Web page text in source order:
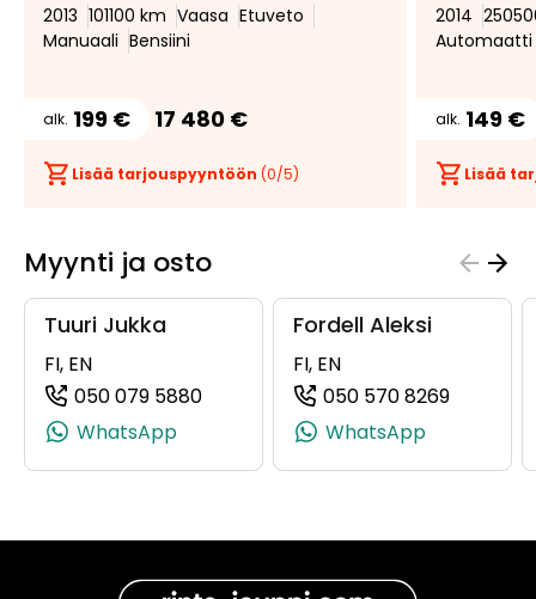
2013 101100 km Vaasa Etuveto
Manuaali Bensiini
alk. 199 € 17 480 €
Lisää tarjouspyyntöön (0/5)
2014
Automaatti
alk. 149 €
Lisää
Myynti ja osto
Tuuri Jukka
FI, EN
050 079 5880
(+358500795880, 0500795880,
WhatsApp
Fordell Aleksi
FI, EN
050 570 8269
WhatsApp